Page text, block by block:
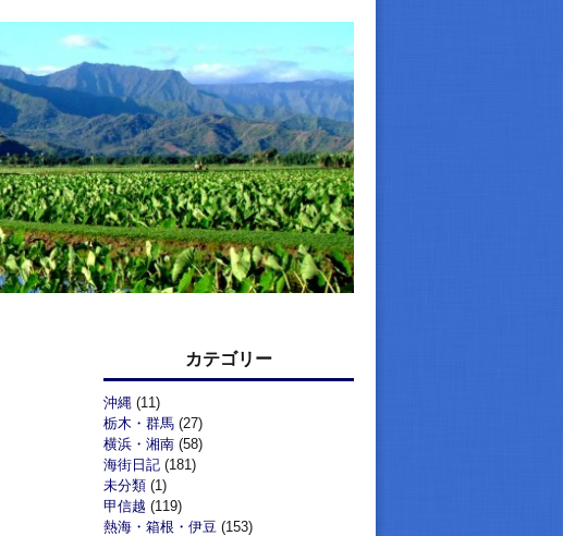
カテゴリー
沖縄 (11)
栃木・群馬 (27)
横浜・湘南 (58)
海街日記 (181)
未分類 (1)
甲信越 (119)
熱海・箱根・伊豆 (153)